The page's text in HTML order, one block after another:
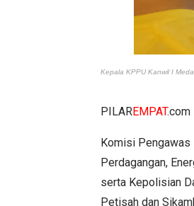
Kepala KPPU Kanwil I
PILAREMPAT.com
Komisi Pengawas
Perdagangan,
serta Kepolisian
Petisah dan